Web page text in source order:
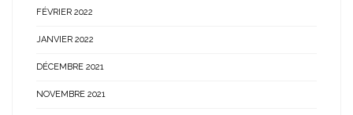
FÉVRIER 2022
JANVIER 2022
DÉCEMBRE 2021
NOVEMBRE 2021